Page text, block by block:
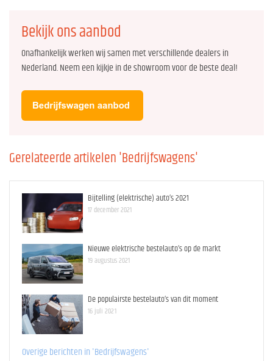
Bekijk ons aanbod
Onafhankelijk werken wij samen met verschillende dealers in
Nederland. Neem een kijkje in de showroom voor de beste deal!
Gerelateerde artikelen 'Bedrijfswagens'
Bijtelling (elektrische) auto’s 2021
17 december 2021
Nieuwe elektrische bestelauto’s op de markt
19 augustus 2021
De populairste bestelauto’s van dit moment
16 juli 2021
Overige berichten in 'Bedrijfswagens'